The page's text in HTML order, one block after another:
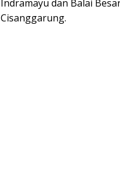
Indramayu dan Balai
Cisanggarung.